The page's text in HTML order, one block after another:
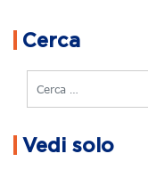
Cerca
Cerca
Vedi solo